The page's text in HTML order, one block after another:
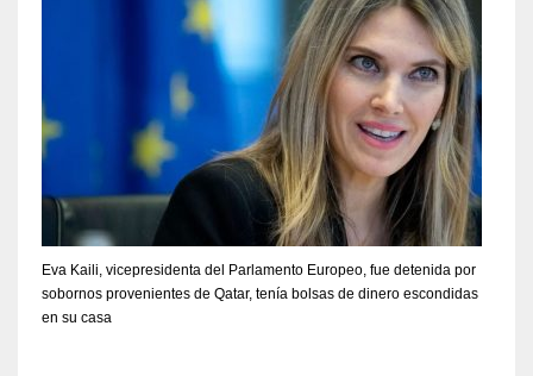
Eva Kaili, vicepresidenta del Parlamento Europeo, fue detenida por
sobornos provenientes de Qatar, tenía bolsas de dinero escondidas
en su casa